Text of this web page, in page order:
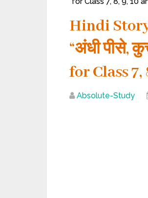
Hindi
“अंधी पीसे,
for Class 7,
Absolute-Study